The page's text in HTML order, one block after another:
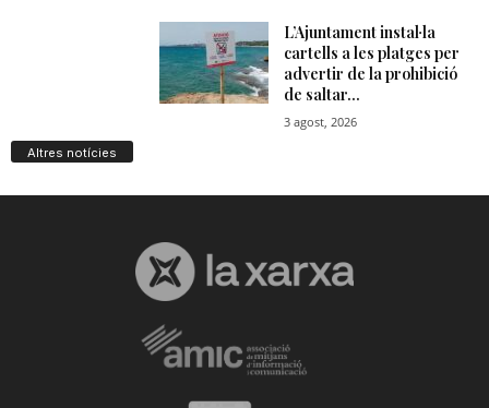
Altres notícies